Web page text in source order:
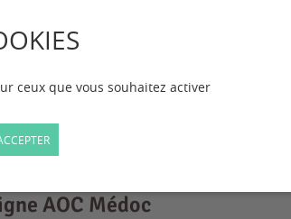
ceux que vous souhaitez activer
AOC Médoc